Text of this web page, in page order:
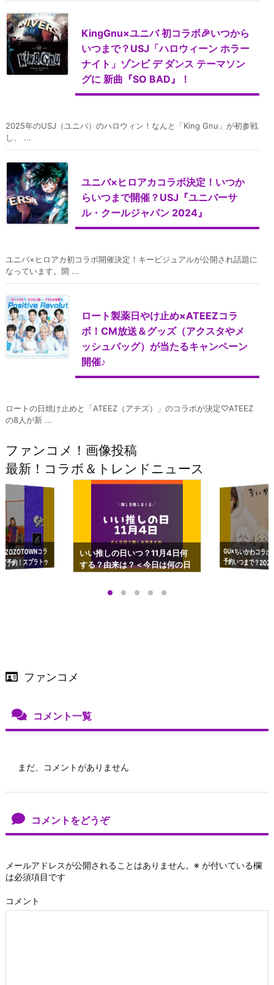
KingGnu×ユニバ 初コラボ🎉いつから
いつまで？USJ「ハロウィーン ホラー
ナイト」ゾンビ デ ダンス テーマソン
グに 新曲『SO BAD』！
2025年のUSJ（ユニバ）のハロウィン！なんと「King Gnu」が初参戦
し、 ...
ユニバ×ヒロアカコラボ決定！いつか
らいつまで開催？USJ『ユニバーサ
ル・クールジャパン 2024』
ユニバ×ヒロアカ初コラボ開催決定！キービジュアルが公開され話題に
なっています。開 ...
ロート製薬日やけ止め×ATEEZコラ
ボ！CM放送＆グッズ（アクスタやメ
ッシュバッグ）が当たるキャンペーン
開催♪
ロートの日焼け止めと「ATEEZ（アチズ）」のコラボが決定♡ATEEZ
の8人が新 ...
ファンコメ！画像投稿
最新！コラボ＆トレンドニュース
コラ
予約！スプラトゥ
ップも渋谷Hz
いい推しの日いつ？11月4日何
する？由来は？＜今日は何の日
GU×ちいかわコラ
予約いつまで？
ーチやショルダー
ファンコメ
コメント一覧
まだ、コメントがありません
コメントをどうぞ
メールアドレスが公開されることはありません。 ※ が付いている欄
は必須項目です
コメント